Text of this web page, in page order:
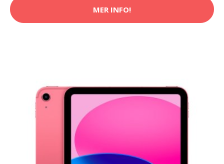
MER INFO!